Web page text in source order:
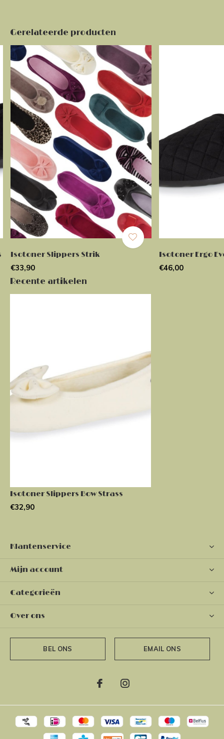
Gerelateerde producten
Isotoner Slippers Strik
€33,90
Isotoner Ergo
€46,00
Recente artikelen
Isotoner Slippers Bow Strass
€32,90
Klantenservice
Mijn account
Categorieën
Over ons
BEL ONS EMAIL ONS